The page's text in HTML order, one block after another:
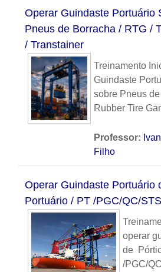
Operar Guindaste Portuário
Pneus de Borracha / RTG /
/ Transtainer
Treinamento
Guindaste
sobre Pneus
Rubber Tire
Professor:
Filho
Operar Guindaste Portuário
Portuário / PT /PGC/QC/STS
operar
de
/PGC/